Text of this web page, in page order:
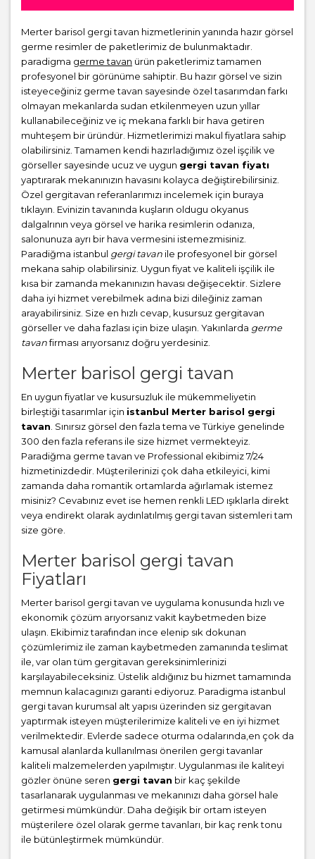
Merter barisol gergi tavan hizmetlerinin yanında hazır görsel
germe resimler de paketlerimiz de bulunmaktadır.
paradigma germe tavan ürün paketlerimiz tamamen
profesyonel bir görünüme sahiptir. Bu hazır görsel ve sizin
isteyeceğiniz germe tavan sayesinde özel tasarımdan farkı
olmayan mekanlarda sudan etkilenmeyen uzun yıllar
kullanabileceğiniz ve iç mekana farklı bir hava getiren
muhteşem bir üründür. Hizmetlerimizi makul fiyatlara sahip
olabilirsiniz. Tamamen kendi hazırladığımız özel işçilik ve
görseller sayesinde ucuz ve uygun gergi tavan fiyatı
yaptırarak mekanınızın havasını kolayca değiştirebilirsiniz.
Özel gergitavan referanlarımızı incelemek için buraya
tıklayın. Evinizin tavanında kuşların oldugu okyanus
dalgalrının veya görsel ve harika resimlerin odanıza,
salonunuza ayrı bir hava vermesini istemezmisiniz.
Paradiğma istanbul gergi tavan ile profesyonel bir görsel
mekana sahip olabilirsiniz. Uygun fiyat ve kaliteli işçilik ile
kısa bir zamanda mekanınızın havası değişecektir. Sizlere
daha iyi hizmet verebilmek adına bizi dileğiniz zaman
arayabilirsiniz. Size en hızlı cevap, kusursuz gergitavan
görseller ve daha fazlası için bize ulaşın. Yakınlarda germe
tavanfirması arıyorsanız doğru yerdesiniz.
Merter barisol gergi tavan
En uygun fiyatlar ve kusursuzluk ile mükemmeliyetin
birleştiği tasarımlar için istanbul Merter barisol gergi
tavan . Sınırsız görsel den fazla tema ve Türkiye genelinde
300 den fazla referans ile size hizmet vermekteyiz.
Paradiğma germe tavan ve Professional ekibimiz 7/24
hizmetinizdedir. Müşterilerinizi çok daha etkileyici, kimi
zamanda daha romantik ortamlarda ağırlamak istemez
misiniz? Cevabınız evet ise hemen renkli LED ışıklarla direkt
veya endirekt olarak aydınlatılmış gergi tavan sistemleri tam
size göre.
Merter barisol gergi tavan
Fiyatları
Merter barisol gergi tavan ve uygulama konusunda hızlı ve
ekonomik çözüm arıyorsanız vakit kaybetmeden bize
ulaşın. Ekibimiz tarafından ince elenip sık dokunan
çözümlerimiz ile zaman kaybetmeden zamanında teslimat
ile, var olan tüm gergitavan gereksinimlerinizi
karşılayabileceksiniz. Üstelik aldığınız bu hizmet tamamında
memnun kalacagınızı garanti ediyoruz. Paradigma istanbul
gergi tavan kurumsal alt yapısı üzerinden siz gergitavan
yaptırmak isteyen müşterilerimize kaliteli ve en iyi hizmet
verilmektedir. Evlerde sadece oturma odalarında,en çok da
kamusal alanlarda kullanılması önerilen gergi tavanlar
kaliteli malzemelerden yapılmıştır. Uygulanması ile kaliteyi
gözler önüne seren gergi tavan bir kaç şekilde
tasarlanarak uygulanması ve mekanınızı daha görsel hale
getirmesi mümkündür. Daha değişik bir ortam isteyen
müşterilere özel olarak germe tavanları, bir kaç renk tonu
ile bütünleştirmek mümkündür.